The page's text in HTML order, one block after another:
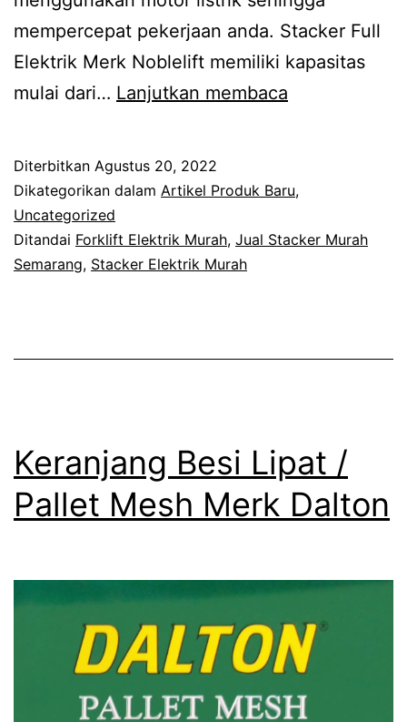
mempercepat pekerjaan anda. Stacker Full
Elektrik Merk Noblelift memiliki kapasitas
mulai dari… Lanjutkan membaca
Murah
Diterbitkan Agustus 20, 2022
Dikategorikan dalam Artikel Produk Baru,
Uncategorized
Ditandai Forklift Elektrik Murah, Jual Stacker Murah
Semarang, Stacker Elektrik Murah
Keranjang Besi Lipat /
Pallet Mesh Merk Dalton